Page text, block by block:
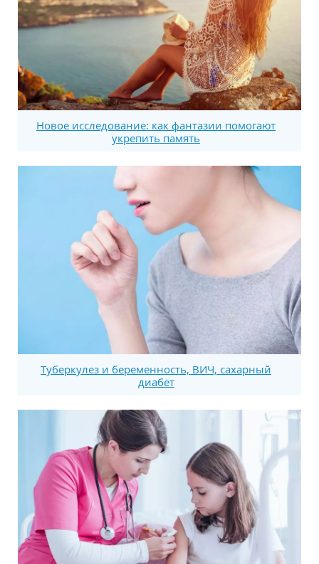
Новое исследование: как фантазии помогают
укрепить память
Tyберкулез и беременность, ВИЧ, сахарный
диабет